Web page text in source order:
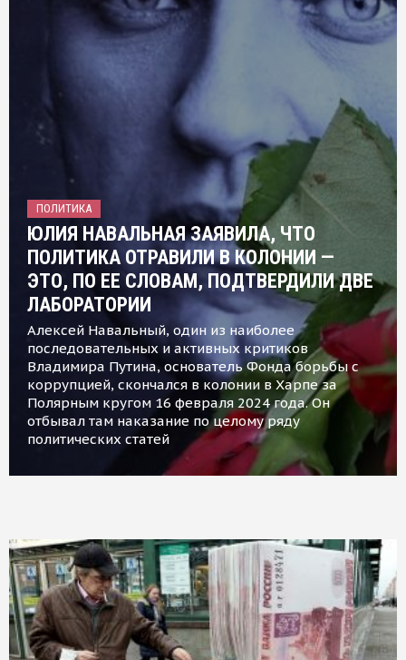
ПОЛИТИКА
ЮЛИЯ НАВАЛЬНАЯ ЗАЯВИЛА, ЧТО
ПОЛИТИКА ОТРАВИЛИ В КОЛОНИИ —
ЭТО, ПО ЕЕ СЛОВАМ, ПОДТВЕРДИЛИ ДВЕ
ЛАБОРАТОРИИ
Алексей Навальный, один из наиболее
последовательных и активных критиков
Владимира Путина, основатель Фонда борьбы с
коррупцией, скончался в колонии в Харпе за
Полярным кругом 16 февраля 2024 года. Он
отбывал там наказание по целому ряду
политических статей